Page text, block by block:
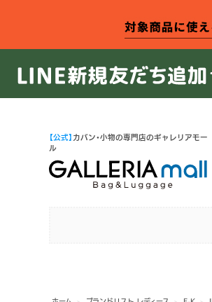
【公式】 カバン・小物の専門店のギャレリアモー
ル